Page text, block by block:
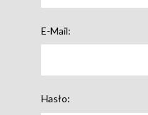
E-Mail:
Hasło: